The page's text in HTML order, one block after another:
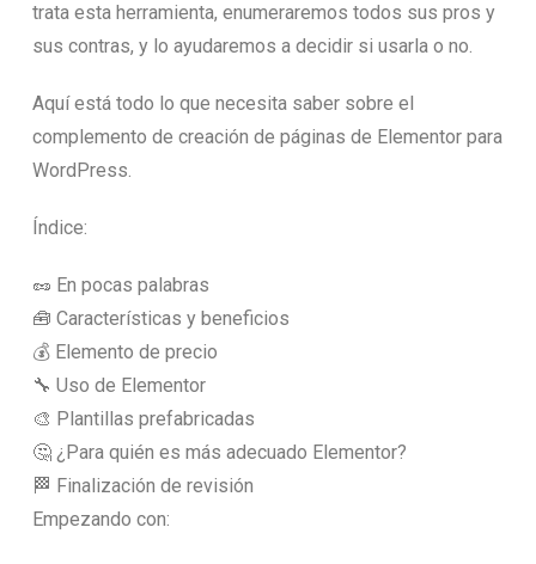
trata esta herramienta, enumeraremos todos sus pros y
sus contras, y lo ayudaremos a decidir si usarla o no.
Aquí está todo lo que necesita saber sobre el
complemento de creación de páginas de Elementor para
WordPress.
Índice:
🥜 En pocas palabras
🧰 Características y beneficios
💰 Elemento de precio
🔧 Uso de Elementor
🎨 Plantillas prefabricadas
🤔 ¿Para quién es más adecuado Elementor?
🏁 Finalización de revisión
Empezando con: